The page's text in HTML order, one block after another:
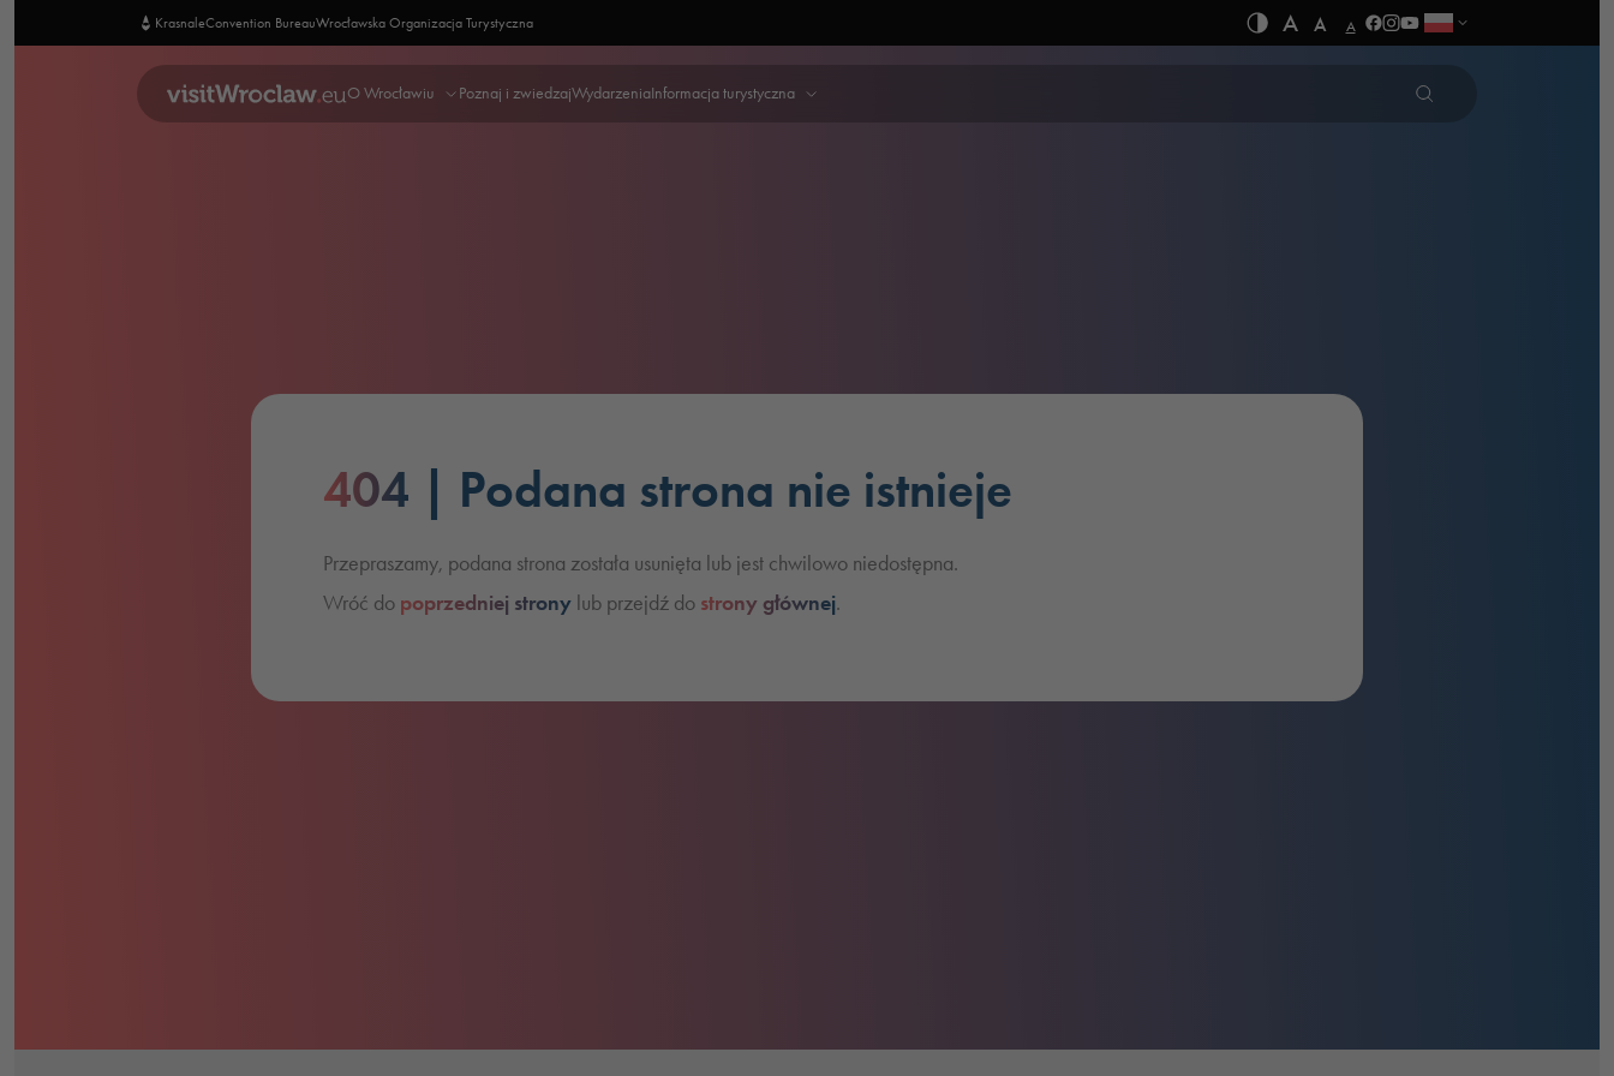
KrasnaleConvention BureauWrocławska Organizacja Turystyczna A A A
O Wrocławiu Poznaj i zwiedzajWydarzeniaInformacja turystyczna
404 | Podana strona nie istnieje
Przepraszamy, podana strona została usunięta lub jest chwilowo niedostępna.
Wróć do poprzedniej strony lub przejdź do strony głównej.